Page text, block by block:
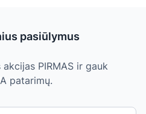
pasiūlymus
PIRMAS ir gauk
patarimų.